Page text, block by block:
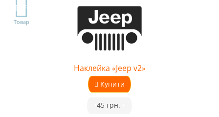
TOP
Товар
Наклейка «Jeep v2»
Купити
45 грн.